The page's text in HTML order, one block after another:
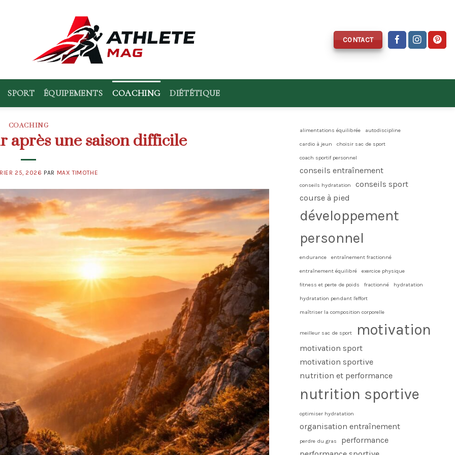
CONTACT
SPORT ÉQUIPEMENTS COACHING DIÉTÉTIQUE
COACHING
après une saison difficile
25, 2026 PAR MAX TIMOTHE
alimentations équilibrée autodiscipline
cardio à jeun choisir sac de sport
coach sportif personnel
conseils entraînement
conseils hydratation
conseils sport
course à pied
développement
personnel
endurance entraînement fractionné
entraînement équilibré exercice physique
fitness et perte de poids fractionné hydratation
hydratation pendant l'effort
maîtriser la composition corporelle
meilleur sac de sport motivation
motivation sport
motivation sportive
nutrition et performance
nutrition sportive
optimiser hydratation
organisation entraînement
perdre du gras
performance